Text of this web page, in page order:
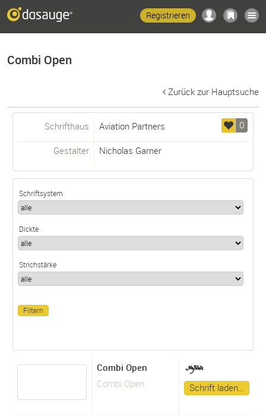
Registrieren
Combi Open
Zurück zur Hauptsuche
0
Schrifthaus Aviation Partners
Gestalter Nicholas Garner
Schriftsystem
Dickte
Strichstärke
Combi Open
Combi Open
Schrift laden…